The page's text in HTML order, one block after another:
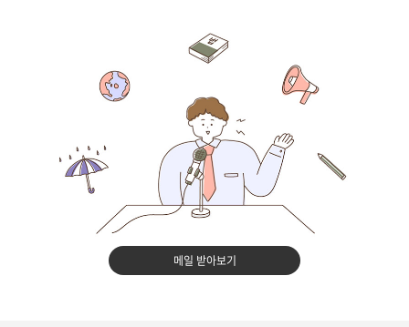
메일 받아보기